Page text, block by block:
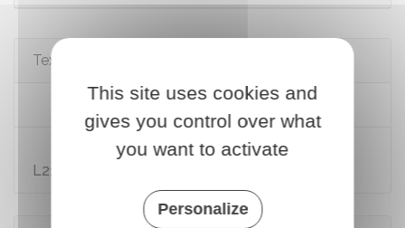
Textes de référence
Code civil : article 1243
Code rural et de la pêche maritime : article
L211-14
This site uses cookies and
gives you control over what
you want to activate
Personalize